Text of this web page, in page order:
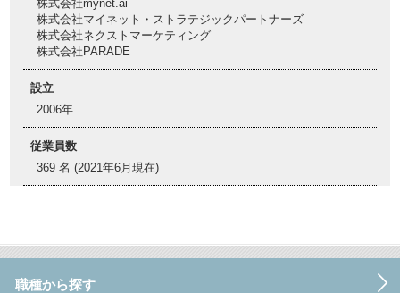
株式会社mynet.ai
株式会社マイネット・ストラテジックパートナーズ
株式会社ネクストマーケティング
株式会社PARADE
設立
2006年
従業員数
369 名 (2021年6月現在)
職種から探す